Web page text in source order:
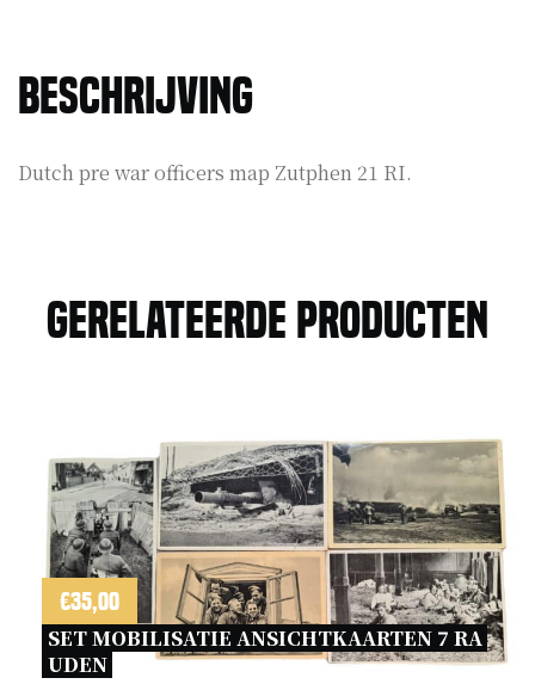
aantal
Beschrijving
Dutch pre war officers map Zutphen 21 RI.
Gerelateerde producten
€35,00
SET MOBILISATIE ANSICHTKAARTEN 7 RA
UDEN